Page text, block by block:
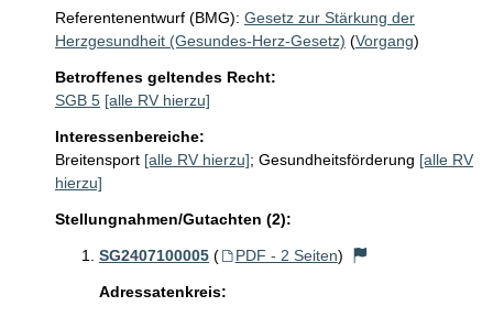
Referentenentwurf (BMG): Gesetz zur Stärkung der
Herzgesundheit (Gesundes-Herz-Gesetz) (Vorgang)
Betroffenes geltendes Recht:
SGB 5 [alle RV hierzu]
Interessenbereiche:
Breitensport [alle RV hierzu]; Gesundheitsförderung [alle RV
hierzu]
Stellungnahmen/Gutachten (2):
SG2407100005 ( PDF - 2 Seiten)
Adressatenkreis: